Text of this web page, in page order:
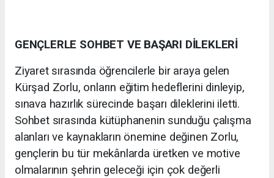
GENÇLERLE SOHBET VE BAŞARI DİLEKLERİ
Ziyaret sırasında öğrencilerle bir araya gelen
Kürşad Zorlu, onların eğitim hedeflerini dinleyip,
sınava hazırlık sürecinde başarı dileklerini iletti.
Sohbet sırasında kütüphanenin sunduğu çalışma
alanları ve kaynakların önemine değinen Zorlu,
gençlerin bu tür mekânlarda üretken ve motive
olmalarının şehrin geleceği için çok değerli